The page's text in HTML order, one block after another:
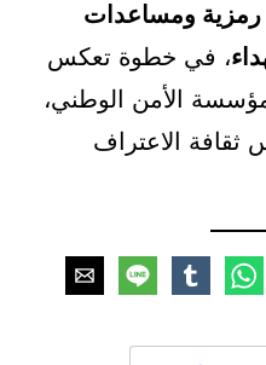
رمزية ومساعدات
، في خطوة تعكس
مؤسسة الأمن الوطني،
ثقافة الاعتراف